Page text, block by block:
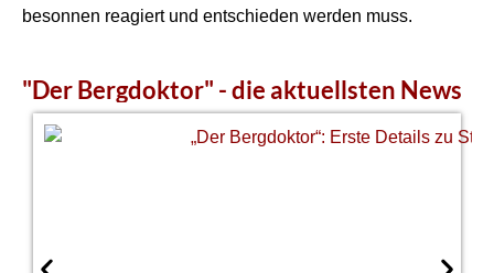
besonnen reagiert und entschieden werden muss.
"Der Bergdoktor" - die aktuellsten News